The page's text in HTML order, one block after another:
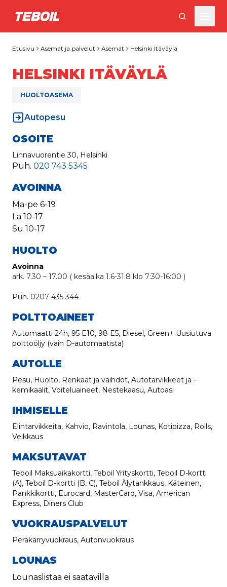
Siirry pääsisältöön
Etusivu Asemat ja palvelut Asemat Helsinki Itäväylä
HELSINKI ITÄVÄYLÄ
HUOLTOASEMA
Autopesu
OSOITE
Linnavuorentie 30, Helsinki
Puh. 020 743 5345
AVOINNA
Ma-pe 6-19
La 10-17
Su 10-17
HUOLTO
Avoinna
ark. 7.30 – 17.00 ( kesäaika 1.6-31.8 klo 7:30-16:00 )
Puh. 0207 435 344
POLTTOAINEET
Automaatti 24h, 95 E10, 98 E5, Diesel, Green+ Uusiutuva
polttoöljy (vain D-automaatista)
AUTOLLE
Pesu, Huolto, Renkaat ja vaihdot, Autotarvikkeet ja -
kemikaalit, Voiteluaineet, Nestekaasu, Autoasi
IHMISELLE
Elintarvikkeita, Kahvio, Ravintola, Lounas, Kotipizza, Rolls,
Veikkaus
MAKSUTAVAT
Teboil Maksuaikakortti, Teboil Yrityskortti, Teboil D-kortti
(A), Teboil D-kortti (B, C), Teboil Älytankkaus, Käteinen,
Pankkikortti, Eurocard, MasterCard, Visa, American
Express, Diners Club
VUOKRAUSPALVELUT
Peräkärryvuokraus, Autonvuokraus
LOUNAS
Lounaslistaa ei saatavilla